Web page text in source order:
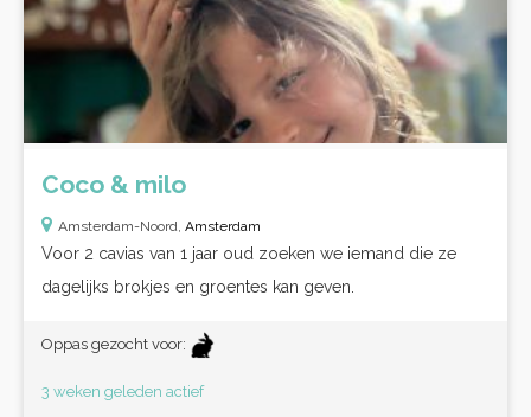
Coco & milo
Amsterdam-Noord, Amsterdam
Voor 2 cavias van 1 jaar oud zoeken we iemand die ze
dagelijks brokjes en groentes kan geven.
Oppas gezocht voor:
3 weken geleden actief